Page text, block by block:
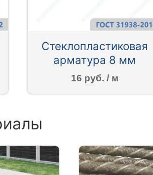
Стеклопластиковая
арматура 8 мм
16 руб. / м